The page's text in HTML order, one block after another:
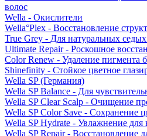
волос
Wella - Окислители
Wella°Plex - Восстановление
True Grey - Для натуральных
Ultimate Repair - Роскошное
Color Renew - Удаление пигмента
Shinefinity - Стойкое цветное
Wella SP (Германия)
Wella SP Balance - Для
Wella SP Clear Scalp - Очищение
Wella SP Color Save - Сохранение
Wella SP Hydrate - Увлажнение
Wella SP Repair - Восстановление